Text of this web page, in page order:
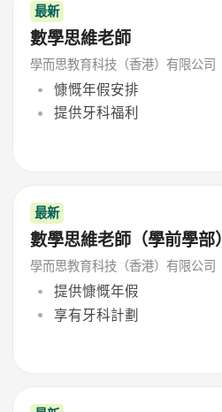
最新
數學思維老師
學而思教育科技（香港）有限公司
慷慨年假安排
提供牙科福利
最新
數學思維老師（學前學部）
學而思教育科技（香港）有限公司
提供慷慨年假
享有牙科計劃